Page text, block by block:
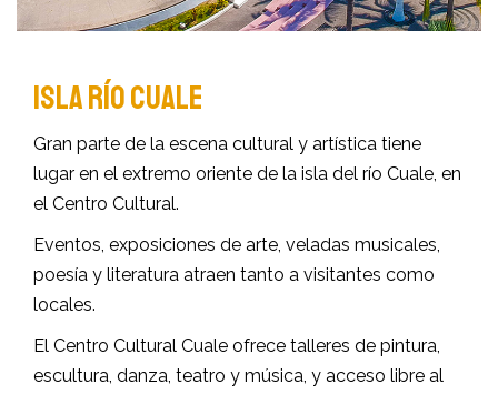
ISLA RÍO CUALE
Gran parte de la escena cultural y artística tiene
lugar en el extremo oriente de la isla del río Cuale, en
el Centro Cultural.
Eventos, exposiciones de arte, veladas musicales,
poesía y literatura atraen tanto a visitantes como
locales.
El Centro Cultural Cuale ofrece talleres de pintura,
escultura, danza, teatro y música, y acceso libre al